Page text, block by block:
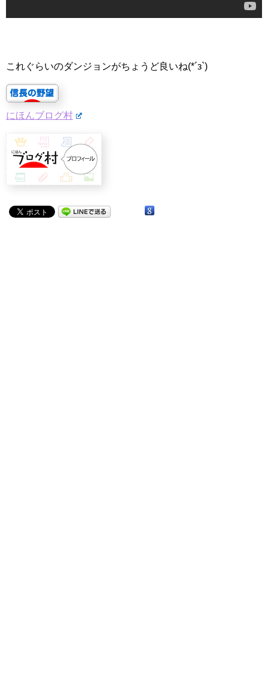
これぐらいのダンジョンがちょうど良いね(*´з`)
にほんブログ村